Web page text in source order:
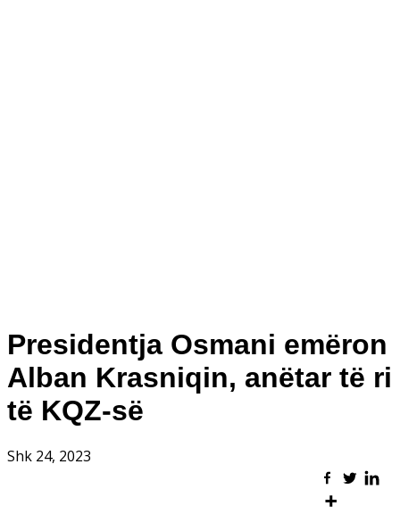
Presidentja Osmani emëron
Alban Krasniqin, anëtar të ri
të KQZ-së
Shk 24, 2023